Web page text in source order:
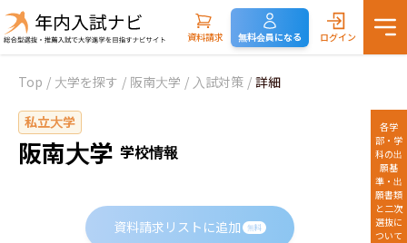
資料請求 無料会員になる ログイン
Top / 大学を探す / 阪南大学 / 入試対策 / 詳細
私立大学
阪南大学 学校情報
資料請求リストに追加 無料
各学
部・学
科の出
願基
準・出
願書類
と二次
選抜に
ついて